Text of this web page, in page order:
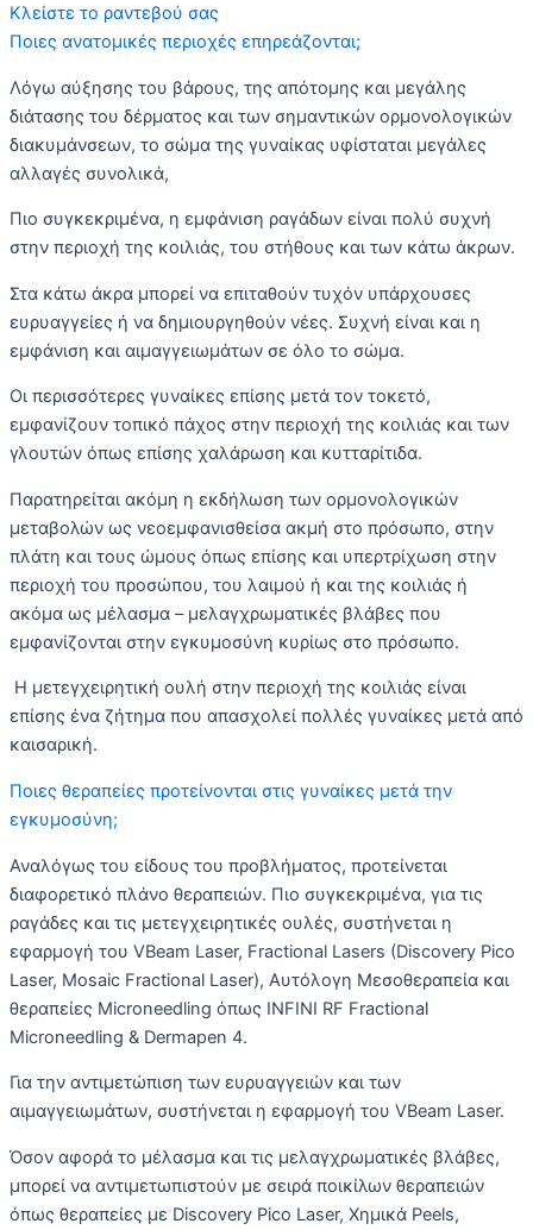
Κλείστε το ραντεβού σας
Ποιες ανατομικές περιοχές επηρεάζονται;
Λόγω αύξησης του βάρους, της απότομης και μεγάλης
διάτασης του δέρματος και των σημαντικών ορμονολογικών
διακυμάνσεων, το σώμα της γυναίκας υφίσταται μεγάλες
αλλαγές συνολικά,
Πιο συγκεκριμένα, η εμφάνιση ραγάδων είναι πολύ συχνή
στην περιοχή της κοιλιάς, του στήθους και των κάτω άκρων.
Στα κάτω άκρα μπορεί να επιταθούν τυχόν υπάρχουσες
ευρυαγγείες ή να δημιουργηθούν νέες. Συχνή είναι και η
εμφάνιση και αιμαγγειωμάτων σε όλο το σώμα.
Οι περισσότερες γυναίκες επίσης μετά τον τοκετό,
εμφανίζουν τοπικό πάχος στην περιοχή της κοιλιάς και των
γλουτών όπως επίσης χαλάρωση και κυτταρίτιδα.
Παρατηρείται ακόμη η εκδήλωση των ορμονολογικών
μεταβολών ως νεοεμφανισθείσα ακμή στο πρόσωπο, στην
πλάτη και τους ώμους όπως επίσης και υπερτρίχωση στην
περιοχή του προσώπου, του λαιμού ή και της κοιλιάς ή
ακόμα ως μέλασμα – μελαγχρωματικές βλάβες που
εμφανίζονται στην εγκυμοσύνη κυρίως στο πρόσωπο.
Η μετεγχειρητική ουλή στην περιοχή της κοιλιάς είναι
επίσης ένα ζήτημα που απασχολεί πολλές γυναίκες μετά από
καισαρική.
Ποιες θεραπείες προτείνονται στις γυναίκες μετά την
εγκυμοσύνη;
Αναλόγως του είδους του προβλήματος, προτείνεται
διαφορετικό πλάνο θεραπειών. Πιο συγκεκριμένα, για τις
ραγάδες και τις μετεγχειρητικές ουλές, συστήνεται η
εφαρμογή του VBeam Laser, Fractional Lasers (Discovery Pico
Laser, Mosaic Fractional Laser), Αυτόλογη Μεσοθεραπεία και
θεραπείες Microneedling όπως INFINI RF Fractional
Microneedling & Dermapen 4.
Για την αντιμετώπιση των ευρυαγγειών και των
αιμαγγειωμάτων, συστήνεται η εφαρμογή του VBeam Laser.
Όσον αφορά το μέλασμα και τις μελαγχρωματικές βλάβες,
μπορεί να αντιμετωπιστούν με σειρά ποικίλων θεραπειών
όπως θεραπείες με Discovery Pico Laser, Χημικά Peels,